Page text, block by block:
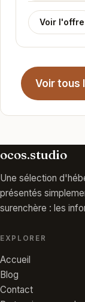
Voir l'offre
Voir tous
ocos.studio
Une sélection
présentés
surenchère : les
EXPLORER
Accueil
Blog
Contact